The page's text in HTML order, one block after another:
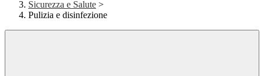
Sicurezza e Salute >
Pulizia e disinfezione